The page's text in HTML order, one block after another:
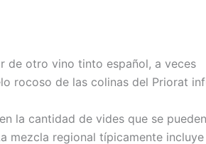
de otro vino tinto español, a veces
rocoso de las colinas del Priorat
la cantidad de vides que se
mezcla regional típicamente